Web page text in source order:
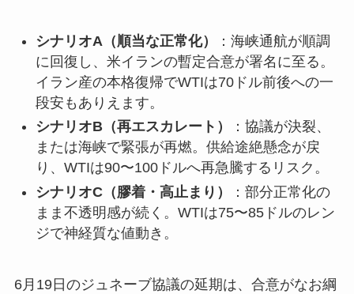
シナリオA（順当な正常化）
：海峡通航が順調
に回復し、米イランの暫定合意が署名に至る。
イラン産の本格復帰でWTIは70ドル前後への一
段安もありえます。
シナリオB（再エスカレート）
：協議が決裂、
または海峡で緊張が再燃。供給途絶懸念が戻
り、WTIは90〜100ドルへ再急騰するリスク。
シナリオC（膠着・高止まり）
：部分正常化の
まま不透明感が続く。WTIは75〜85ドルのレン
ジで神経質な値動き。
6月19日のジュネーブ協議の延期は、合意がなお綱